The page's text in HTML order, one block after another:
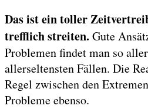
Das ist ein toller
trefflich streiten. Gute
Problemen findet man so
allerseltensten Fällen. Die
Regel zwischen den
Probleme ebenso.